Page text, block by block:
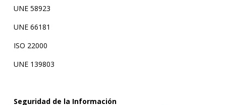
UNE 58923
UNE 66181
ISO 22000
UNE 139803
Seguridad de la Información